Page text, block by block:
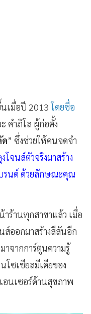
นเมื่อปี 2013โดยชื่อ
คำภิโล ผู้ก่อตั้ง
ด” ซึ่งช่วยให้คนจดจำ
จนส์ตัวจริงมาสร้าง
รนด์ ด้วยลักษณะคุณ
ร้านทุกสาขาแล้ว เมื่อ
ส์ออกมาสร้างสีสันอีก
จากการ์ตูนความรู้
ซเชียลมีเดียของ
นเซอร์ด้านสุขภาพ